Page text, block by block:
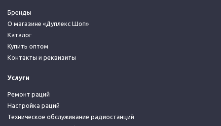
Бренды
О магазине «Дуплекс Шоп»
Каталог
Купить оптом
Контакты и реквизиты
Услуги
Ремонт раций
Настройка раций
Техническое обслуживание радиостанций